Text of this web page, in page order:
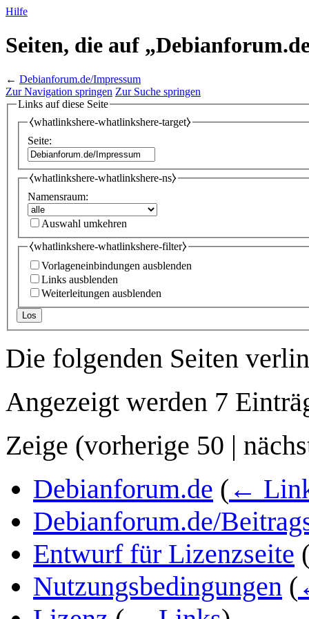
Hilfe
Seiten, die auf
← Debianforum.de/Impressum
Zur Navigation springen Zur Suche springen
Links auf diese Seite
⧼whatlinkshere-whatlinkshere-target⧽
Seite:
⧼whatlinkshere-whatlinkshere-ns⧽
Namensraum:
Auswahl umkehren
⧼whatlinkshere-whatlinkshere-filter⧽
Vorlageneinbindungen ausblenden
Links ausblenden
Weiterleitungen ausblenden
Los
Die folgenden Seiten
Angezeigt werden 7
Zeige (vorherige 50 |
Debianforum.de ( ←
Debianforum.de/
Entwurf für Lizenzseite
Nutzungsbedingungen (